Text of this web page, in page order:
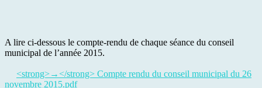
A lire ci-dessous le compte-rendu de chaque séance du conseil
municipal de l’année 2015.
<strong>→</strong> Compte rendu du conseil municipal du 26
novembre 2015.pdf